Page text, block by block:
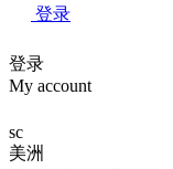
登录
登录
My account
sc
美洲